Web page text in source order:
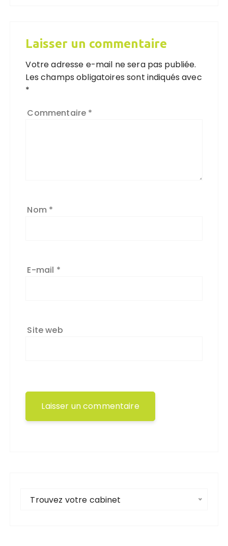
Laisser un commentaire
Votre adresse e-mail ne sera pas publiée.
Les champs obligatoires sont indiqués avec
*
Commentaire *
Nom *
E-mail *
Site web
Trouvez votre cabinet